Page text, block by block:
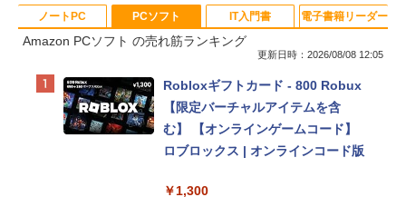
ノートPC
Apple 2026 MacBook Neo A18 Pr
oチップ搭載13インチノートブッ
ク：AIとApple Intelligenceのため
に設計、Liquid Retinaディスプレ
PCソフト
Amazon PCソフト の売れ筋ランキング
更新日時：2026/08/08 12:05
Robloxギフトカード - 800 Robux
【限定バーチャルアイテムを含
む】 【オンラインゲームコード】
ロブロックス | オンラインコード版
￥1,300
IT入門書 電子書籍リーダー